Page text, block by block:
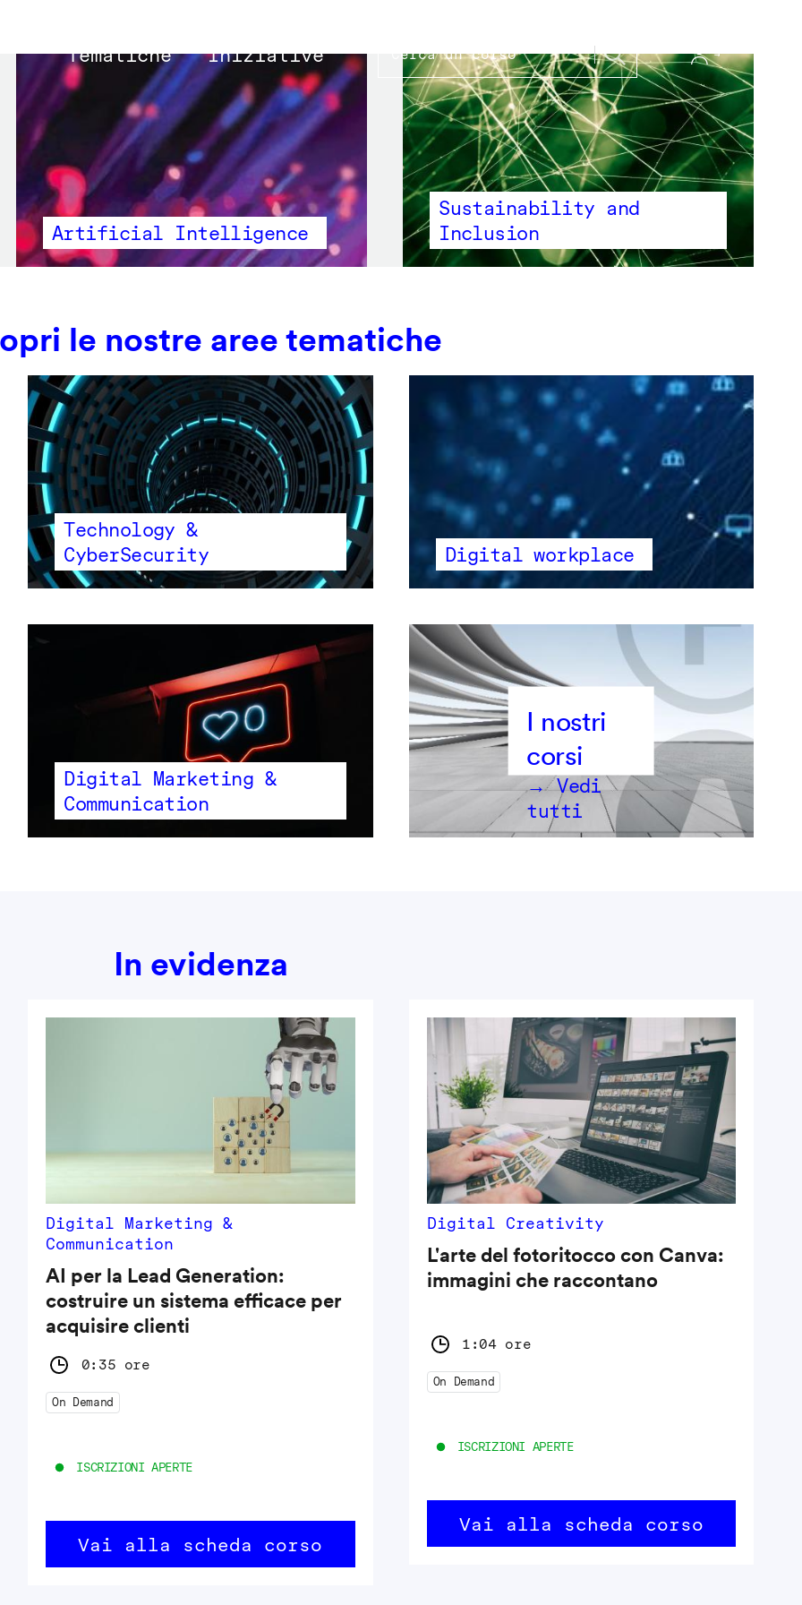
Main
navigation
Tematiche Iniziative
Artificial Intelligence
Sustainability and
Inclusion
le nostre aree tematiche
Technology &
CyberSecurity
Digital workplace
Digital Marketing &
Communication
→ Vedi
tutti
In evidenza
Digital Marketing &
Communication
AI per la Lead Generation:
costruire un sistema efficace per
acquisire clienti
0:35 ore
On Demand
ISCRIZIONI APERTE
Vai alla scheda corso
Digital Creativity
L'arte del fotoritocco con Canva:
immagini che raccontano
1:04 ore
On Demand
ISCRIZIONI APERTE
Vai alla scheda corso